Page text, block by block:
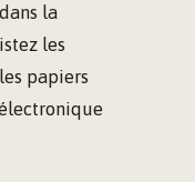
la
les
papiers